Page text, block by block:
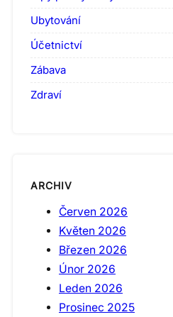
Ubytování
Účetnictví
Zábava
Zdraví
ARCHIV
Červen 2026
Květen 2026
Březen 2026
Únor 2026
Leden 2026
Prosinec 2025